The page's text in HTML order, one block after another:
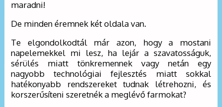
maradni!
De minden éremnek két oldala van.
Te elgondolkodtál már azon, hogy a mostani
napelemekkel mi lesz, ha lejár a szavatosságuk,
sérülés miatt tönkremennek vagy netán egy
nagyobb technológiai fejlesztés miatt sokkal
hatékonyabb rendszereket tudnak létrehozni, és
korszerűsíteni szeretnék a meglévő farmokat?